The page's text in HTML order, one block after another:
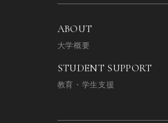
ABOUT
大学概要
STUDENT SUPPORT
教育・学生支援